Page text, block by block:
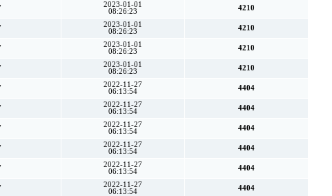
2023-01-01
08:26:23
4210
2023-01-01
08:26:23
4210
2023-01-01
08:26:23
4210
2023-01-01
08:26:23
4210
2022-11-27
06:13:54
4404
2022-11-27
06:13:54
4404
2022-11-27
06:13:54
4404
2022-11-27
06:13:54
4404
2022-11-27
06:13:54
4404
2022-11-27
06:13:54
4404